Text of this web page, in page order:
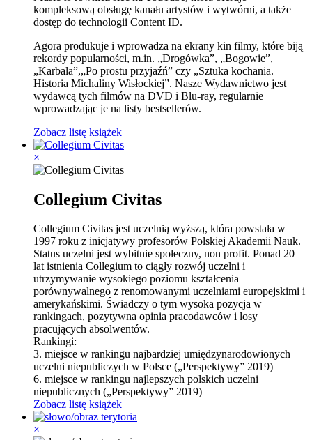
kompleksową obsługę kanału artystów i wytwórni, a także
dostęp do technologii Content ID.
Agora produkuje i wprowadza na ekrany kin filmy, które biją
rekordy popularności, m.in. „Drogówka”, „Bogowie”,
„Karbala”,„Po prostu przyjaźń” czy „Sztuka kochania.
Historia Michaliny Wisłockiej”. Nasze Wydawnictwo jest
wydawcą tych filmów na DVD i Blu-ray, regularnie
wprowadzając je na listy bestsellerów.
Zobacz listę książek
×
Collegium Civitas
Collegium Civitas jest uczelnią wyższą, która powstała w
1997 roku z inicjatywy profesorów Polskiej Akademii Nauk.
Status uczelni jest wybitnie społeczny, non profit. Ponad 20
lat istnienia Collegium to ciągły rozwój uczelni i
utrzymywanie wysokiego poziomu kształcenia
porównywalnego z renomowanymi uczelniami europejskimi i
amerykańskimi. Świadczy o tym wysoka pozycja w
rankingach, pozytywna opinia pracodawców i losy
pracujących absolwentów.
Rankingi:
3. miejsce w rankingu najbardziej umiędzynarodowionych
uczelni niepubliczych w Polsce („Perspektywy” 2019)
6. miejsce w rankingu najlepszych polskich uczelni
niepublicznych („Perspektywy” 2019)
Zobacz listę książek
×